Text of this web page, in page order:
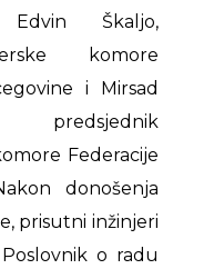
Edvin Škaljo,
komore
i Mirsad
Federacije
donošenja
prisutni inžinjeri
o radu